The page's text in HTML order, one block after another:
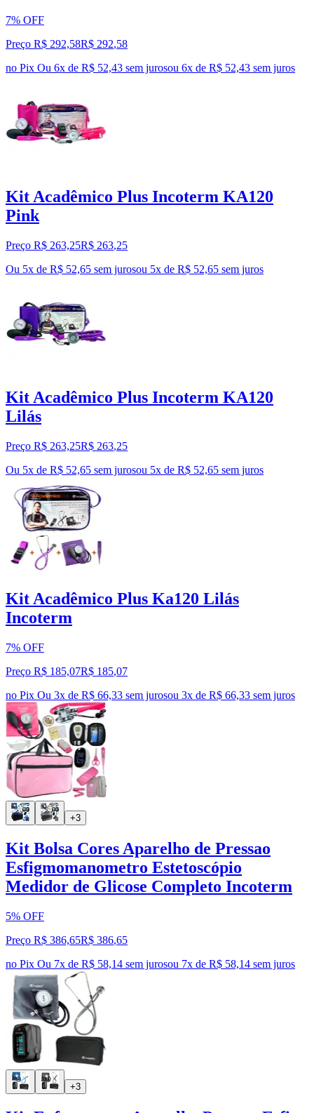
7% OFF
Preço R$ 292,58R$ 292,58
no Pix Ou 6x de R$ 52,43 sem jurosou 6x de R$ 52,43 sem juros
Kit Acadêmico Plus Incoterm KA120
Pink
Preço R$ 263,25R$ 263,25
Ou 5x de R$ 52,65 sem jurosou 5x de R$ 52,65 sem juros
Kit Acadêmico Plus Incoterm KA120
Lilás
Preço R$ 263,25R$ 263,25
Ou 5x de R$ 52,65 sem jurosou 5x de R$ 52,65 sem juros
Kit Acadêmico Plus Ka120 Lilás
Incoterm
7% OFF
Preço R$ 185,07R$ 185,07
no Pix Ou 3x de R$ 66,33 sem jurosou 3x de R$ 66,33 sem juros
+3
Kit Bolsa Cores Aparelho de Pressao
Esfigmomanometro Estetoscópio
Medidor de Glicose Completo Incoterm
5% OFF
Preço R$ 386,65R$ 386,65
no Pix Ou 7x de R$ 58,14 sem jurosou 7x de R$ 58,14 sem juros
+3